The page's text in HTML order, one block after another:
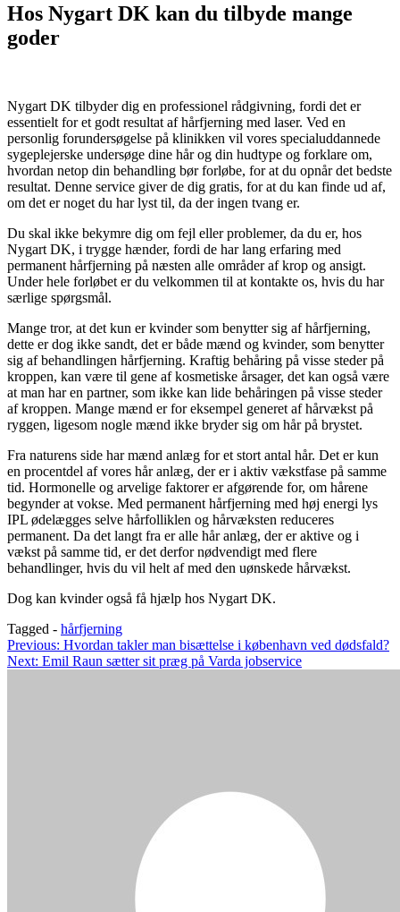
Hos Nygart DK kan du tilbyde mange
goder
Nygart DK tilbyder dig en professionel rådgivning, fordi det er
essentielt for et godt resultat af hårfjerning med laser. Ved en
personlig forundersøgelse på klinikken vil vores specialuddannede
sygeplejerske undersøge dine hår og din hudtype og forklare om,
hvordan netop din behandling bør forløbe, for at du opnår det bedste
resultat. Denne service giver de dig gratis, for at du kan finde ud af,
om det er noget du har lyst til, da der ingen tvang er.
Du skal ikke bekymre dig om fejl eller problemer, da du er, hos
Nygart DK, i trygge hænder, fordi de har lang erfaring med
permanent hårfjerning på næsten alle områder af krop og ansigt.
Under hele forløbet er du velkommen til at kontakte os, hvis du har
særlige spørgsmål.
Mange tror, at det kun er kvinder som benytter sig af hårfjerning,
dette er dog ikke sandt, det er både mænd og kvinder, som benytter
sig af behandlingen hårfjerning. Kraftig behåring på visse steder på
kroppen, kan være til gene af kosmetiske årsager, det kan også være
at man har en partner, som ikke kan lide behåringen på visse steder
af kroppen. Mange mænd er for eksempel generet af hårvækst på
ryggen, ligesom nogle mænd ikke bryder sig om hår på brystet.
Fra naturens side har mænd anlæg for et stort antal hår. Det er kun
en procentdel af vores hår anlæg, der er i aktiv vækstfase på samme
tid. Hormonelle og arvelige faktorer er afgørende for, om hårene
begynder at vokse. Med permanent hårfjerning med høj energi lys
IPL ødelægges selve hårfolliklen og hårvæksten reduceres
permanent. Da det langt fra er alle hår anlæg, der er aktive og i
vækst på samme tid, er det derfor nødvendigt med flere
behandlinger, hvis du vil helt af med den uønskede hårvækst.
Dog kan kvinder også få hjælp hos Nygart DK.
Tagged - hårfjerning
Indlægsnavigation
Previous: Hvordan takler man bisættelse i københavn ved dødsfald?
Next: Emil Raun sætter sit præg på Varda jobservice